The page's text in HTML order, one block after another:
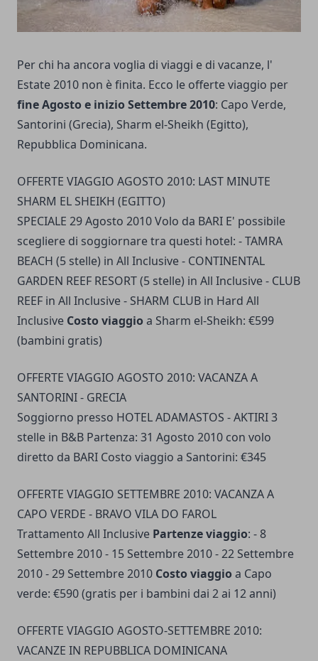
Per chi ha ancora voglia di viaggi e di vacanze, l'
Estate 2010 non è finita. Ecco le offerte viaggio per
fine Agosto e inizio Settembre 2010: Capo Verde,
Santorini (Grecia), Sharm el-Sheikh (Egitto),
Repubblica Dominicana.
OFFERTE VIAGGIO AGOSTO 2010: LAST MINUTE
SHARM‏ EL SHEIKH (EGITTO)
SPECIALE 29 Agosto 2010 Volo da BARI E' possibile
scegliere di soggiornare tra questi hotel: - TAMRA
BEACH (5 stelle) in All Inclusive - CONTINENTAL
GARDEN REEF RESORT (5 stelle) in All Inclusive - CLUB
REEF in All Inclusive - SHARM CLUB in Hard All
Inclusive Costo viaggio a Sharm el-Sheikh: €599
(bambini gratis)
OFFERTE VIAGGIO AGOSTO 2010: VACANZA A
SANTORINI - GRECIA
Soggiorno presso HOTEL ADAMASTOS - AKTIRI 3
stelle in B&B Partenza: 31 Agosto 2010 con volo
diretto da BARI Costo viaggio a Santorini: €345
OFFERTE VIAGGIO SETTEMBRE 2010: VACANZA A
CAPO VERDE - BRAVO VILA DO FAROL
Trattamento All Inclusive Partenze viaggio: - 8
Settembre 2010 - 15 Settembre 2010 - 22 Settembre
2010 - 29 Settembre 2010 Costo viaggio a Capo
verde: €590 (gratis per i bambini dai 2 ai 12 anni)
OFFERTE VIAGGIO AGOSTO-SETTEMBRE 2010:
VACANZE IN REPUBBLICA DOMINICANA